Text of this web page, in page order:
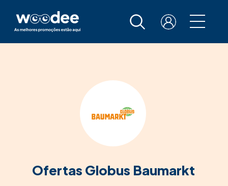
Ofertas Globus Baumarkt